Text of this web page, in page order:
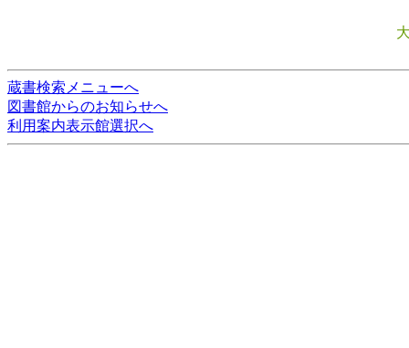
蔵書検索メニューへ
図書館からのお知らせへ
利用案内表示館選択へ